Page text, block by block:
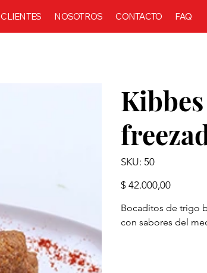
CLIENTES NOSOTROS CONTACTO FAQ
SKU: SKU
50
50
Precio
$ 42.000,00
Bocaditos de trigo
con sabores del